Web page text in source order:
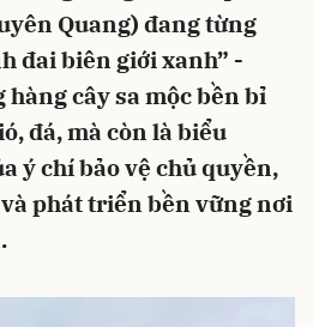
Quang) đang từng
đai biên giới xanh” -
cây sa mộc bền bỉ
đá, mà còn là biểu
ý chí bảo vệ chủ quyền,
phát triển bền vững nơi